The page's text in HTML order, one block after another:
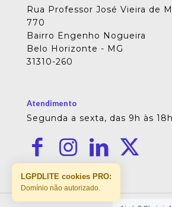
Rua Professor José Vieira de
770
Bairro Engenho Nogueira
Belo Horizonte - MG
31310-260
Atendimento
Segunda a sexta, das 9h às 18h
LGPDLITE cookies PRO:
Domínio não autorizado.